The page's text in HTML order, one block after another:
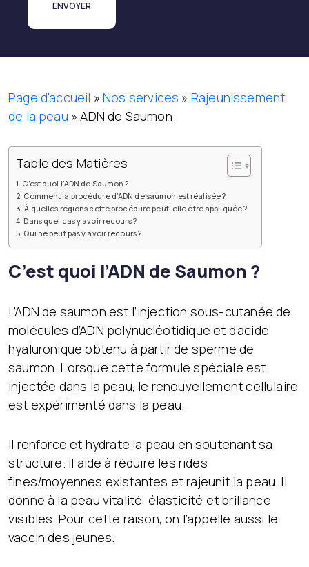
Page d'accueil »Nos services » Rajeunissement
de la peau »ADN de Saumon
Table des Matières
C’est quoi l’ADN de Saumon ?
Comment la procédure d’ADN de saumon est réalisée ?
À quelles régions cette procédure peut-elle être appliquée ?
Dans quel cas y avoir recours ?
Qui ne peut pas y avoir recours ?
C’est quoi l’ADN de Saumon ?
L’ADN de saumon est l’injection sous-cutanée de
molécules d’ADN polynucléotidique et d’acide
hyaluronique obtenu à partir de sperme de
saumon. Lorsque cette formule spéciale est
injectée dans la peau, le renouvellement cellulaire
est expérimenté dans la peau.
Il renforce et hydrate la peau en soutenant sa
structure. Il aide à réduire les rides
fines/moyennes existantes et rajeunit la peau. Il
donne à la peau vitalité, élasticité et brillance
visibles. Pour cette raison, on l’appelle aussi le
vaccin des jeunes.